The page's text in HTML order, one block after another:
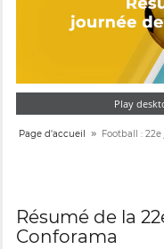
Play
Page d'accueil » Football :
Résumé de la
Conforama